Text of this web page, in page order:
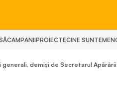
CAMPANIIPROIECTECINE SUNTEM
generali, demiși de Secretarul